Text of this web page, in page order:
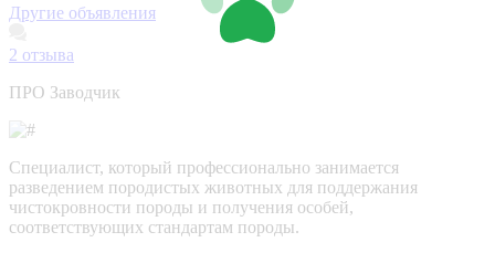
Другие объявления
2 отзыва
ПРО Заводчик
Специалист, который профессионально занимается
разведением породистых животных для поддержания
чистокровности породы и получения особей,
соответствующих стандартам породы.